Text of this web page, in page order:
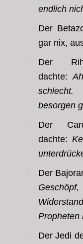
endlich
Der
gar nix,
Der
dachte:
besorgen
Der
dachte:
Der
Propheten
Der Jedi